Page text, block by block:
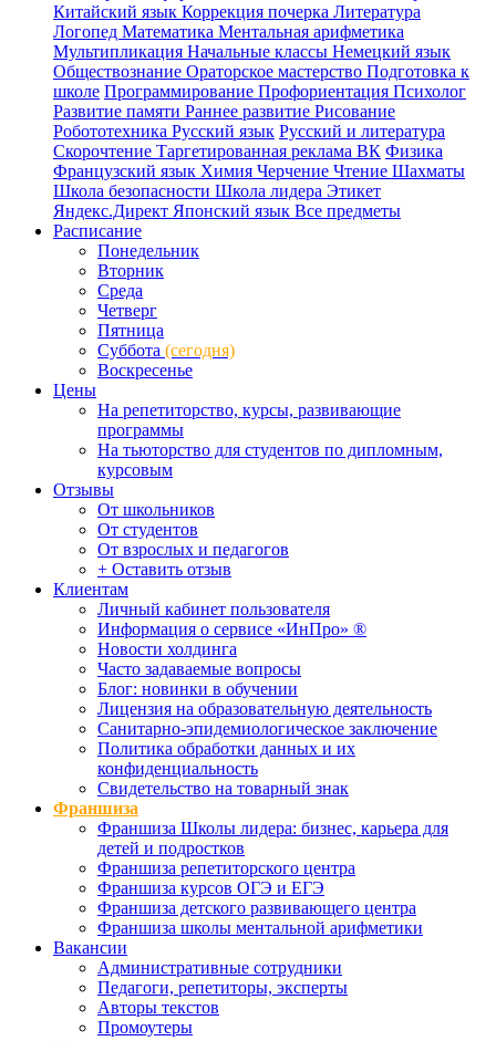
Китайский язык Коррекция почерка Литература
Логопед Математика Ментальная арифметика
Мультипликация Начальные классы Немецкий язык
Обществознание Ораторское мастерство Подготовка к
школе Программирование Профориентация Психолог
Развитие памяти Раннее развитие Рисование
Робототехника Русский язык Русский и литература
Скорочтение Таргетированная реклама ВК Физика
Французский язык Химия Черчение Чтение Шахматы
Школа безопасности Школа лидера Этикет
Яндекс.Директ Японский язык Все предметы
Расписание
Понедельник
Вторник
Среда
Четверг
Пятница
Суббота (сегодня)
Воскресенье
Цены
На репетиторство, курсы, развивающие
программы
На тьюторство для студентов по дипломным,
курсовым
Отзывы
От школьников
От студентов
От взрослых и педагогов
+ Оставить отзыв
Клиентам
Личный кабинет пользователя
Информация о сервисе «ИнПро» ®
Новости холдинга
Часто задаваемые вопросы
Блог: новинки в обучении
Лицензия на образовательную деятельность
Санитарно-эпидемиологическое заключение
Политика обработки данных и их
конфиденциальность
Свидетельство на товарный знак
Франшиза
Франшиза Школы лидера: бизнес, карьера для
детей и подростков
Франшиза репетиторского центра
Франшиза курсов ОГЭ и ЕГЭ
Франшиза детского развивающего центра
Франшиза школы ментальной арифметики
Вакансии
Административные сотрудники
Педагоги, репетиторы, эксперты
Авторы текстов
Промоутеры